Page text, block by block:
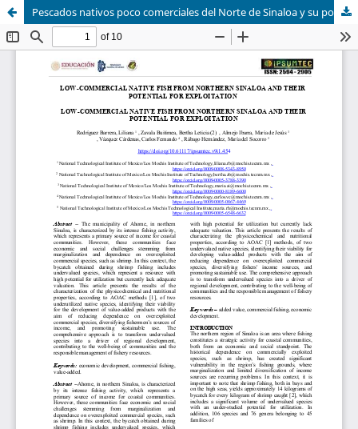
Pescados nativos poco comerciales del Norte de Sinaloa y su potencial de aprovechamiento